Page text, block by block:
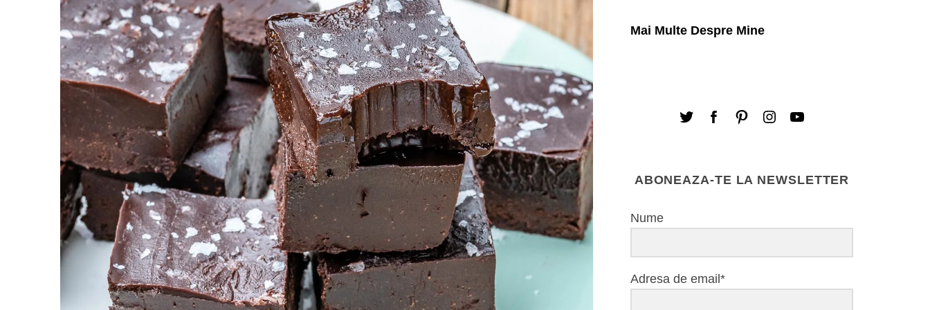
Mai Multe Despre Mine
ABONEAZA-TE LA NEWSLETTER
Nume
Adresa de email*